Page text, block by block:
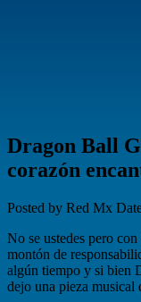
Dragon Ball
corazón
Posted by Red Mx
No se ustedes pero
montón de
algún tiempo y si bien
dejo una pieza musical